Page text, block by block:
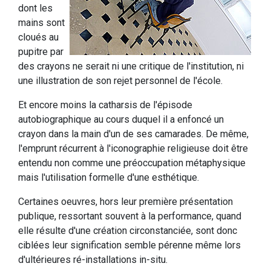
dont les
mains sont
cloués au
pupitre par
des crayons ne serait ni une critique de l'institution, ni
une illustration de son rejet personnel de l'école.
Et encore moins la catharsis de l'épisode
autobiographique au cours duquel il a enfoncé un
crayon dans la main d'un de ses camarades. De même,
l'emprunt récurrent à l'iconographie religieuse doit être
entendu non comme une préoccupation métaphysique
mais l'utilisation formelle d'une esthétique.
Certaines oeuvres, hors leur première présentation
publique, ressortant souvent à la performance, quand
elle résulte d'une création circonstanciée, sont donc
ciblées leur signification semble pérenne même lors
d'ultérieures ré-installations in-situ.